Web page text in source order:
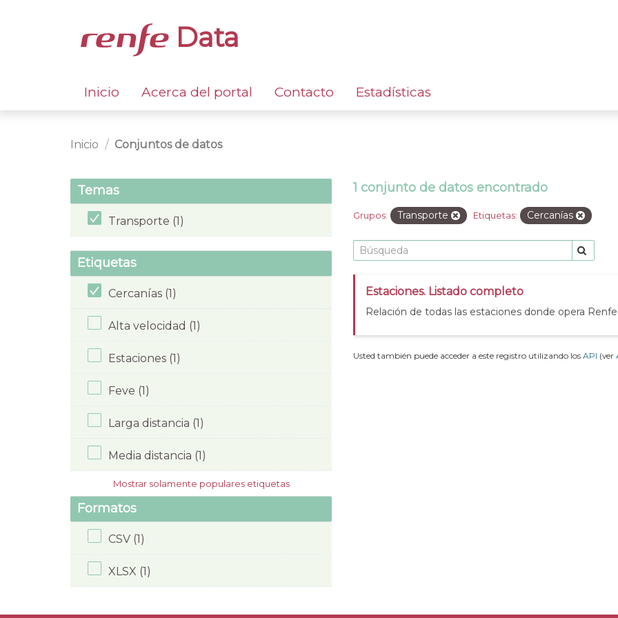
Data
Inicio Acerca del portal Contacto Estadísticas
Inicio Conjuntos de datos
Temas
Transporte (1)
Etiquetas
Cercanías (1)
Alta velocidad (1)
Estaciones (1)
Feve (1)
Larga distancia (1)
Media distancia (1)
Mostrar solamente populares etiquetas
Formatos
CSV (1)
XLSX (1)
1 conjunto de datos encontrado
Grupos: Transporte Etiquetas: Cercanías
Estaciones. Listado completo
Relación de todas las estaciones donde opera Renfe.
Usted también puede acceder a este registro utilizando los API (ver